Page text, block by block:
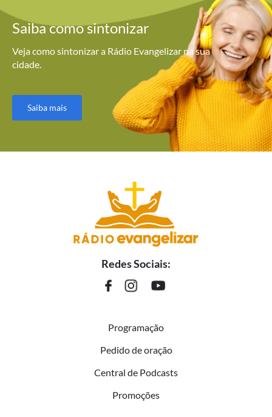
Saiba comosintonizar
Veja como sintonizar a Rádio Evangelizar na sua
cidade.
Saiba mais
Redes Sociais:
Programação
Pedido de oração
Central de Podcasts
Promoções